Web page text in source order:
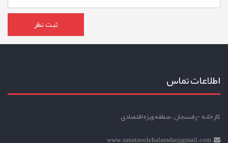
اطلاعات تماس
کارخانه -رفسنجان ، منطقه ویژه اقتصادی
www.sanatsoolehalamdar@gmail.com